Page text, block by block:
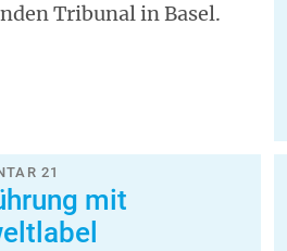
Tribunal in Basel.
21
mit